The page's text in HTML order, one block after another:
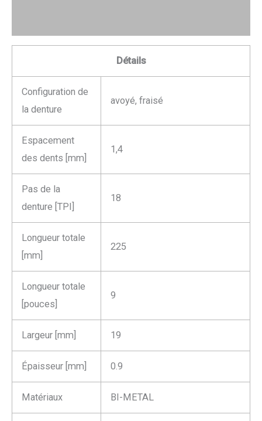
Détails
Configuration de
la denture
avoyé, fraisé
Espacement
des dents [mm]
1,4
Pas de la
denture [TPI]
18
Longueur totale
[mm]
225
Longueur totale
[pouces]
9
Largeur [mm] 19
Épaisseur [mm] 0.9
Matériaux BI-METAL